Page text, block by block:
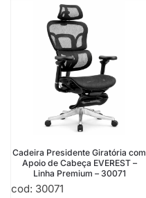
Cadeira Presidente Giratória com
Apoio de Cabeça EVEREST –
Linha Premium – 30071
cod: 30071